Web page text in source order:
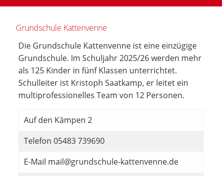
Grundschule Kattenvenne
Die Grundschule Kattenvenne ist eine einzügige
Grundschule. Im Schuljahr 2025/26 werden mehr
als 125 Kinder in fünf Klassen unterrichtet.
Schulleiter ist Kristoph Saatkamp, er leitet ein
multiprofessionelles Team von 12 Personen.
Auf den Kämpen 2
Telefon 05483 739690
E-Mail mail@grundschule-kattenvenne.de